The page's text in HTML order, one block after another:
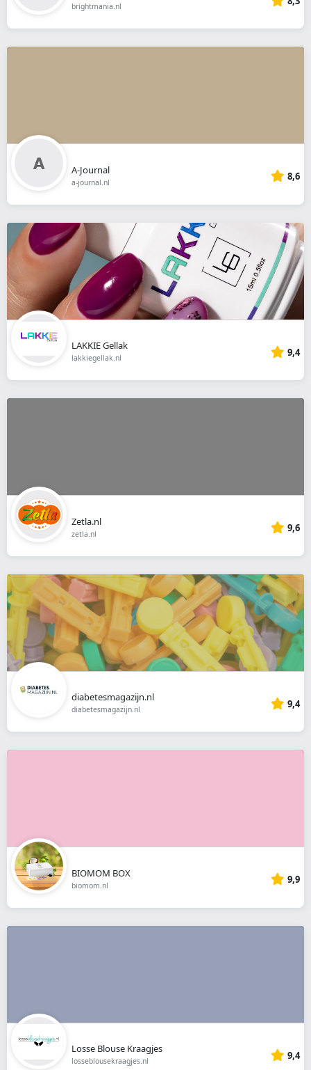
brightmania.nl
A-Journal
a-journal.nl 8,6
LAKKIE Gellak
lakkiegellak.nl 9,4
Zetla.nl
zetla.nl 9,6
diabetesmagazijn.nl
diabetesmagazijn.nl 9,4
BIOMOM BOX
biomom.nl 9,9
Losse Blouse Kraagjes
losseblousekraagjes.nl 9,4